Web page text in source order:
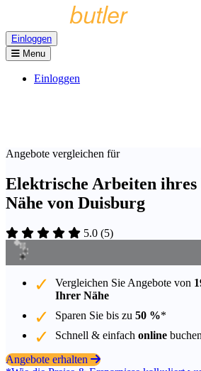
Einloggen
Menu
Einloggen
Angebote vergleichen für
Elektrische Arbeiten
Nähe von Duisburg
5.0 (5)
Vergleichen Sie Angebote von
Ihrer Nähe
Sparen Sie bis zu 50 %*
Schnell & einfach online buchen
Angebote erhalten